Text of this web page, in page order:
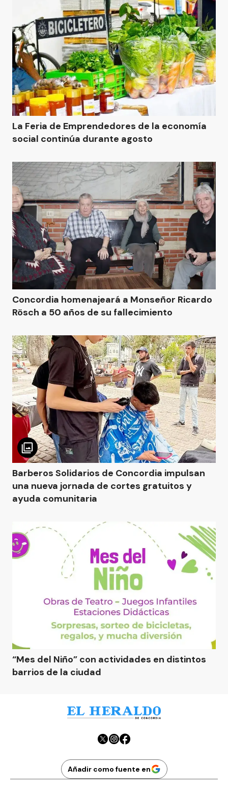
La Feria de Emprendedores de la economía
social continúa durante agosto
Concordia homenajeará a Monseñor Ricardo
Rösch a 50 años de su fallecimiento
Barberos Solidarios de Concordia impulsan
una nueva jornada de cortes gratuitos y
ayuda comunitaria
“Mes del Niño” con actividades en distintos
barrios de la ciudad
Añadir como fuente en